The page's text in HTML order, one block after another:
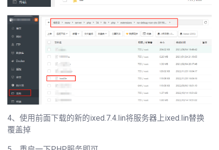
4、使用前面下载的新的ixed.7.4.lin将服务器上ixed.lin替换
覆盖掉